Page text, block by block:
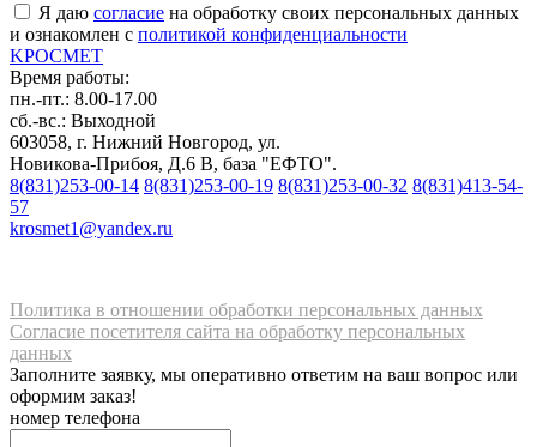
Я даю согласие на обработку своих персональных данных
и ознакомлен с политикой конфиденциальности
KРОСМЕТ
Время работы:
пн.-пт.: 8.00-17.00
сб.-вс.: Выходной
603058, г. Нижний Новгород, ул.
Новикова-Прибоя, Д.6 В, база "ЕФТО".
8(831)253-00-14 8(831)253-00-19 8(831)253-00-32 8(831)413-54-
57
krosmet1@yandex.ru
Политика в отношении обработки персональных данных
Согласие посетителя сайта на обработку персональных
данных
Заполните заявку, мы оперативно ответим на ваш вопрос или
оформим заказ!
номер телефона